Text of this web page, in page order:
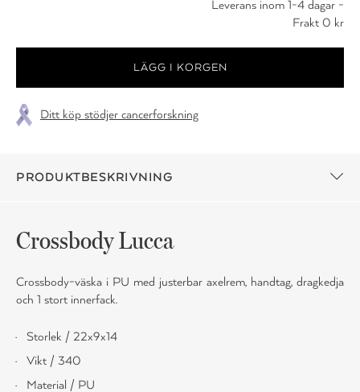
Leverans inom 1-4 dagar -
Frakt 0 kr
Ditt köp stödjer cancerforskning
PRODUKTBESKRIVNING
Crossbody Lucca
Crossbody-väska i PU med justerbar axelrem, handtag, dragkedja
och 1 stort innerfack.
Storlek / 22x9x14
Vikt / 340
Material / PU